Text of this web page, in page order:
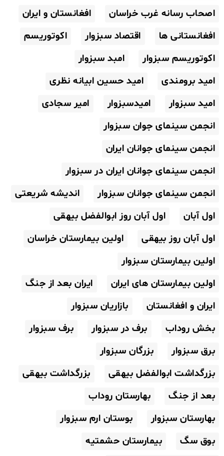
اصحاب رسانه غرب خراسان
افغانستان و ایران
افغانستانی ها
اقتصاد سبزوار
اکوتوریسم
اکوتوریسم سبزوار
امبد سبزوار
امید برومندی
امید حسین ابیانه نظری
امید سبزوار
امیدسبزوار
امیر سجادی
انجمن سینمای جوان سبزوار
انجمن سینمای جوانان ایران
انجمن سینمای جوانان ایران در سبزوار
انجمن سینمای جوانان سبزوار
اندیشه شریعتی
اول آبان
اول آبان روز ابوالفضل بیهقی
اول آبان روز بیهقی
اولین بیمارستان خراسان
اولین بیمارستان سبزوار
اولین بیمارستان های ایران
ایران بعد از جنگ
ایران و افغانستان
بازاریان سبزوار
بخش روداب
برف در سبزوار
برف سبزوار
برق سبزوار
بزرگان سبزوار
بزرگداشت ابوالفضل بیهقی
بزرگداشت بیهقی
بعد از جنگ
بهارستان روداب
بهارستان سبزوار
بوستان ارم سبزوار
بوق سگ
بیمارستان حشمتیه